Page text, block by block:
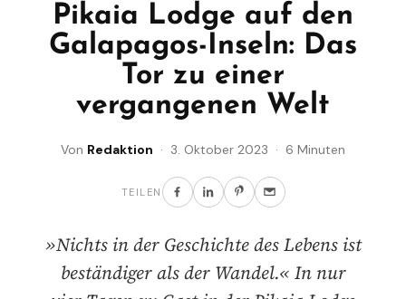
Pikaia Lodge auf den
Galapagos-Inseln: Das
Tor zu einer
vergangenen Welt
Von Redaktion · 3. Oktober 2023 · 6 Minuten
TEILEN
»Nichts in der Geschichte des Lebens ist
beständiger als der Wandel.« In nur